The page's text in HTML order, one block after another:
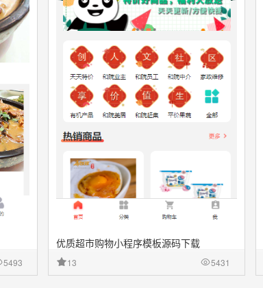
5493
优质超市购物小程序模板源码下载
5431
13